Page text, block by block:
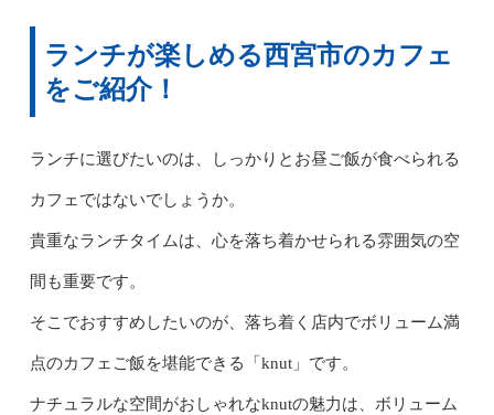
ランチが楽しめる西宮市のカフェ
をご紹介！
ランチに選びたいのは、しっかりとお昼ご飯が食べられる
カフェではないでしょうか。
貴重なランチタイムは、心を落ち着かせられる雰囲気の空
間も重要です。
そこでおすすめしたいのが、落ち着く店内でボリューム満
点のカフェご飯を堪能できる「knut」です。
ナチュラルな空間がおしゃれなknutの魅力は、ボリューム